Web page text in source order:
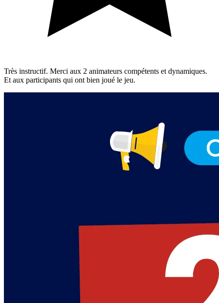
Très instructif. Merci aux 2 animateurs compétents et dynamiques.
Et aux participants qui ont bien joué le jeu.